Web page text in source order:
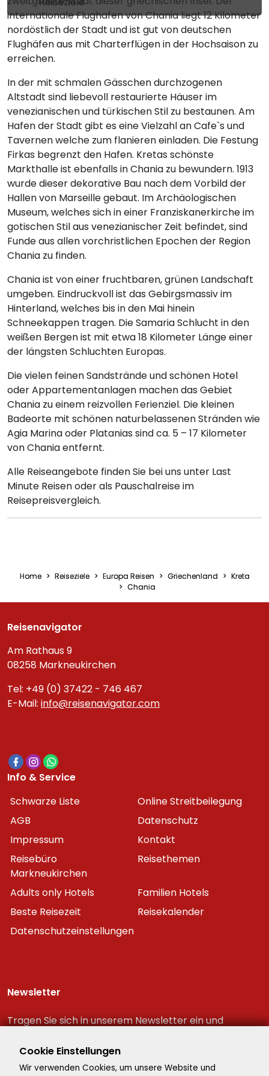
internationale Flughafen von Chania liegt 12 Kilometer
nordöstlich der Stadt und ist gut von deutschen
Flughäfen aus mit Charterflügen in der Hochsaison zu
erreichen.
In der mit schmalen Gässchen durchzogenen
Altstadt sind liebevoll restaurierte Häuser im
venezianischen und türkischen Stil zu bestaunen. Am
Hafen der Stadt gibt es eine Vielzahl an Cafe`s und
Tavernen welche zum flanieren einladen. Die Festung
Firkas begrenzt den Hafen. Kretas schönste
Markthalle ist ebenfalls in Chania zu bewundern. 1913
wurde dieser dekorative Bau nach dem Vorbild der
Hallen von Marseille gebaut. Im Archäologischen
Museum, welches sich in einer Franziskanerkirche im
gotischen Stil aus venezianischer Zeit befindet, sind
Funde aus allen vorchristlichen Epochen der Region
Chania zu finden.
Chania ist von einer fruchtbaren, grünen Landschaft
umgeben. Eindruckvoll ist das Gebirgsmassiv im
Hinterland, welches bis in den Mai hinein
Schneekappen tragen. Die Samaria Schlucht in den
weißen Bergen ist mit etwa 18 Kilometer Länge einer
der längsten Schluchten Europas.
Die vielen feinen Sandstrände und schönen Hotel
oder Appartementanlagen machen das Gebiet
Chania zu einem reizvollen Ferienziel. Die kleinen
Badeorte mit schönen naturbelassenen Stränden wie
Agia Marina oder Platanias sind ca. 5 – 17 Kilometer
von Chania entfernt.
Alle Reiseangebote finden Sie bei uns unter Last
Minute Reisen oder als Pauschalreise im
Reisepreisvergleich.
Home Reiseziele Europa Reisen Griechenland
Kreta
Chania
Reisenavigator
Am Rathaus 9
08258 Markneukirchen
Tel: +49 (0) 37422 - 746 467
E-Mail: info@reisenavigator.com
Info & Service
Schwarze Liste
Online Streitbeilegung
AGB
Datenschutz
Impressum
Kontakt
Reisebüro
Markneukirchen
Reisethemen
Adults only Hotels
Familien Hotels
Beste Reisezeit
Reisekalender
Datenschutzeinstellungen
Newsletter
Tragen Sie sich in unserem Newsletter ein und
Reiseschnäppchen!
Cookie Einstellungen
Wir verwenden Cookies, um unsere Website und